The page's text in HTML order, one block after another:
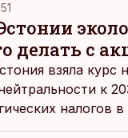
делать с
взяла курс
к
налогов
шагом на